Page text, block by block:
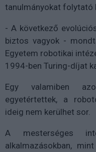
tanulmányokat folytató
- A következő
biztos vagyok -
Egyetem robotikai
1994-ben Turing-díjat
Egy valamiben
egyetértettek, a
ideig nem kerülhet sor.
A mesterséges
alkalmazásokban,